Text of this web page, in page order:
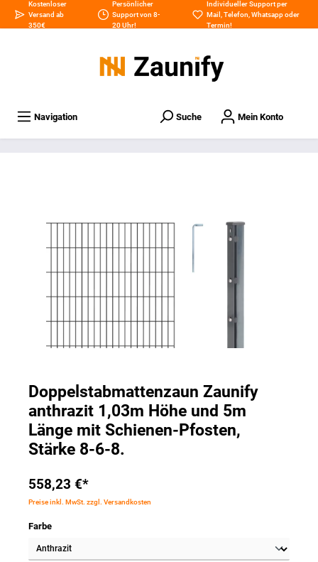
Kostenloser
Versand ab
350€
Persönlicher
Support von 8-
20 Uhr!
Individueller Support per
Mail,Telefon,Whatsappoder
Termin!
Navigation Suche Mein Konto
Doppelstabmattenzaun Zaunify
anthrazit 1,03m Höhe und 5m
Länge mit Schienen-Pfosten,
Stärke 8-6-8.
558,23 €*
Preise inkl. MwSt. zzgl. Versandkosten
Farbe